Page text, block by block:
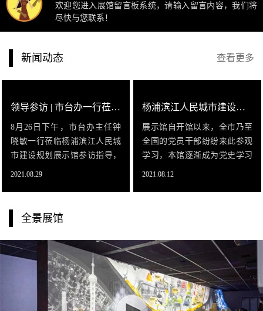
欢迎您进入展馆留言板系统，请输入留言内容，我们将
尽快与您联系！
查看更多
新闻动态
领导参访 | 市台办一行莅临展示馆参访指导
8月26日下午，市台办主任钟
晓敏一行莅临杨浦滨江人民城
市建设规划展示馆参访指导，
领导一行实地考察了杨浦滨江
的总体规划、发展
2021.08.29
杨浦滨江人民城市建设规划展示馆有门牌号啦！
展示馆自开馆以来，全市乃至
全国的党员干部纷纷来此参观
学习，本馆逐渐成为党史学习
2021.08.12
全景展馆